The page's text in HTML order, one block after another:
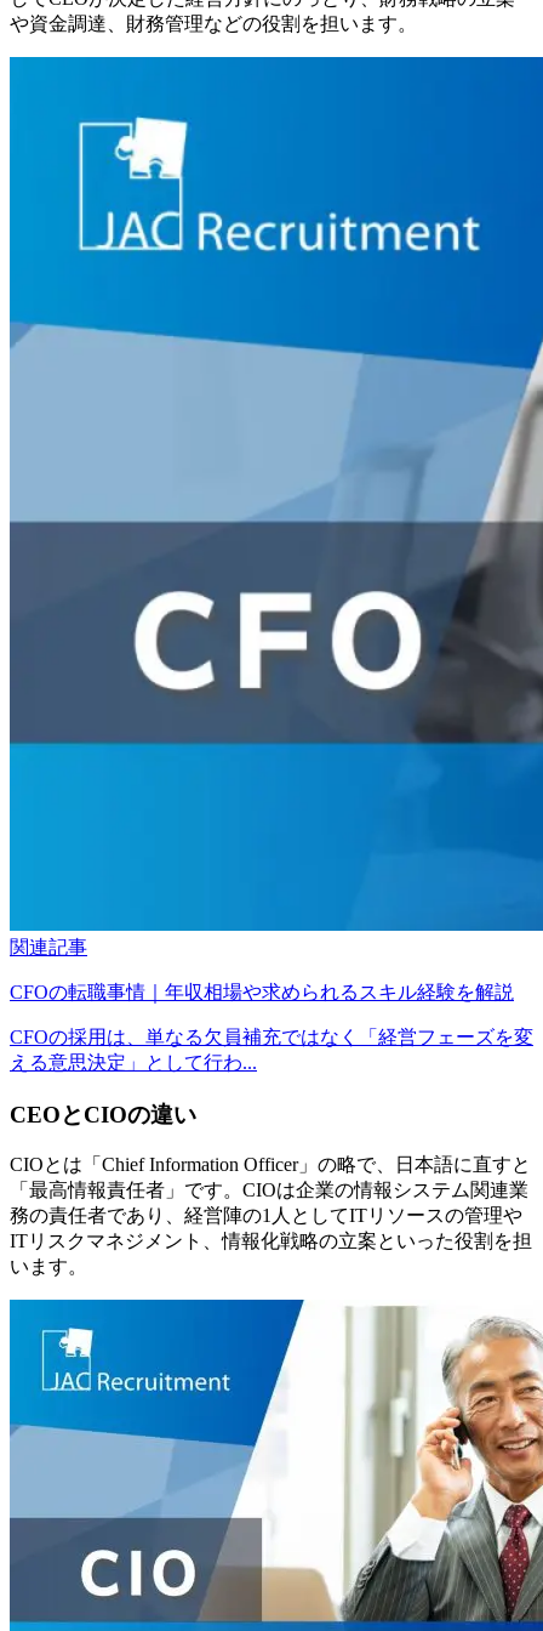
や資金調達、財務管理などの役割を担います。
関連記事
CFOの転職事情｜年収相場や求められるスキル経験を解説
CFOの採用は、単なる欠員補充ではなく「経営フェーズを変
える意思決定」として行わ...
CEOとCIOの違い
CIOとは「Chief Information Officer」の略で、日本語に直すと
「最高情報責任者」です。CIOは企業の情報システム関連業
務の責任者であり、経営陣の1人としてITリソースの管理や
ITリスクマネジメント、情報化戦略の立案といった役割を担
います。